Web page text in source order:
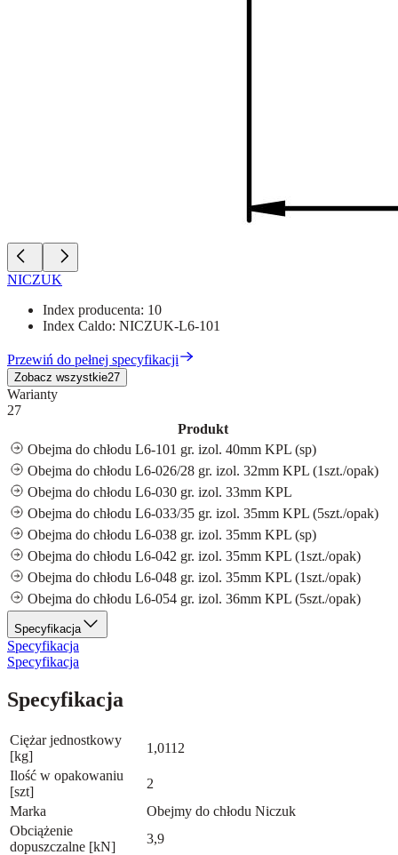
NICZUK
Index producenta: 10
Index Caldo: NICZUK-L6-101
Przewiń do pełnej specyfikacji
Zobacz wszystkie27
Warianty
27
Produkt
Obejma do chłodu L6-101 gr. izol. 40mm KPL (sp)
Obejma do chłodu L6-026/28 gr. izol. 32mm KPL (1szt./opak)
Obejma do chłodu L6-030 gr. izol. 33mm KPL
Obejma do chłodu L6-033/35 gr. izol. 35mm KPL (5szt./opak)
Obejma do chłodu L6-038 gr. izol. 35mm KPL (sp)
Obejma do chłodu L6-042 gr. izol. 35mm KPL (1szt./opak)
Obejma do chłodu L6-048 gr. izol. 35mm KPL (1szt./opak)
Obejma do chłodu L6-054 gr. izol. 36mm KPL (5szt./opak)
Specyfikacja
Specyfikacja
Specyfikacja
Specyfikacja
Ciężar jednostkowy
[kg]
1,0112
Ilość w opakowaniu
[szt]
2
Marka
Obejmy do chłodu Niczuk
Obciążenie
dopuszczalne [kN]
3,9